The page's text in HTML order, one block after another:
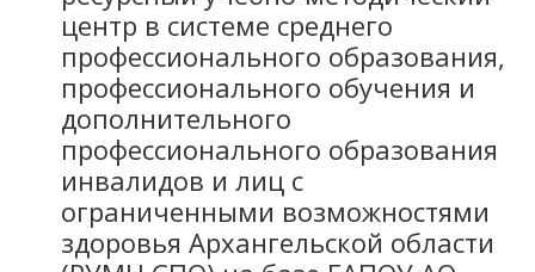
центр в системе среднего
профессионального образования,
профессионального обучения и
дополнительного
профессионального образования
инвалидов и лиц с
ограниченными возможностями
здоровья Архангельской области